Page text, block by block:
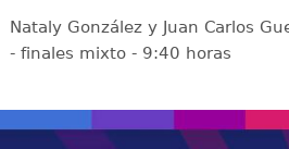
Nataly González y Juan Carlos
- finales mixto - 9:40 horas